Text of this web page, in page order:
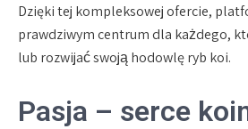
Dzięki tej kompleksowej ofercie,
prawdziwym centrum dla każdego,
lub rozwijać swoją hodowlę ryb koi.
Pasja – serce